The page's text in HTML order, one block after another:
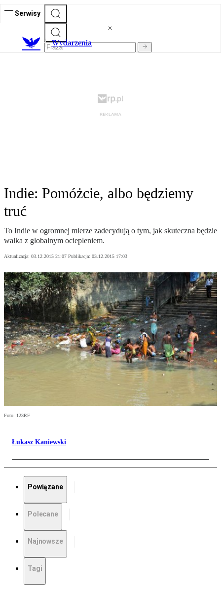
Serwisy
Wydarzenia
Indie: Pomóżcie, albo będziemy
truć
To Indie w ogromnej mierze zadecydują o tym, jak skuteczna będzie
walka z globalnym ociepleniem.
Aktualizacja: 03.12.2015 21:07 Publikacja: 03.12.2015 17:03
Foto: 123RF
Łukasz Kaniewski
Powiązane
Polecane
Najnowsze
Tagi